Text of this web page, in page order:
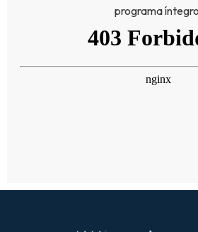
programa